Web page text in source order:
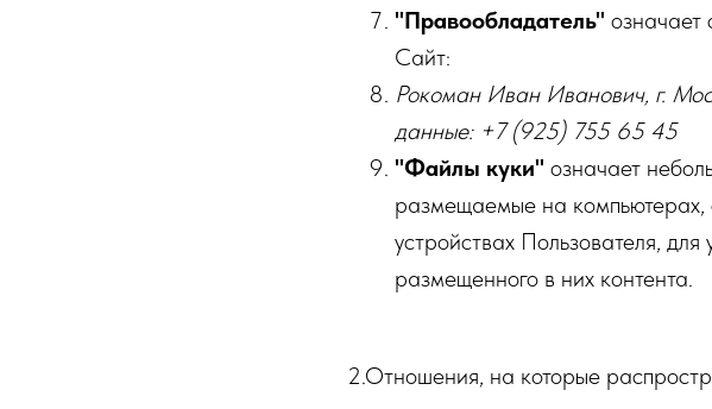
"Правообладатель" означает
Сайт:
Рокоман Иван Иванович, г.
данные: +7 (925) 755 65 45
"Файлы куки" означает
размещаемые на компьютерах,
устройствах Пользователя,
размещенного в них контента.
2.Отношения, на которые